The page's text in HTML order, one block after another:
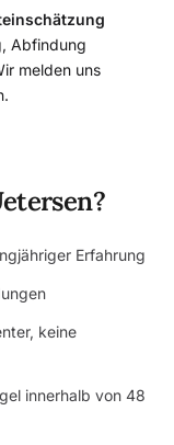
Abfindung
melden uns
Erfahrung
keine
innerhalb von 48